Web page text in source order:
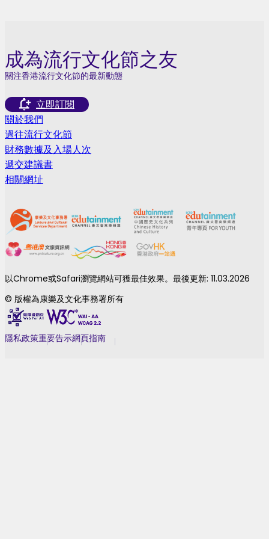
成為流行文化節之友
關注香港流行文化節的最新動態
立即訂閱
關於我們
過往流行文化節
財務數據及入場人次
遞交建議書
相關網址
以Chrome或Safari瀏覽網站可獲最佳效果。最後更新: 11.03.2026
© 版權為康樂及文化事務署所有
隱私政策重要告示網頁指南